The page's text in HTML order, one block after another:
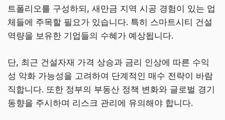
트폴리오를 구성하되, 새만금 지역 시공 경험이 있는 업
체들에 주목할 필요가 있습니다. 특히 스마트시티 건설
역량을 보유한 기업들의 수혜가 예상됩니다.
단, 최근 건설자재 가격 상승과 금리 인상에 따른 수익
성 악화 가능성을 고려하여 단계적인 매수 전략이 바람
직합니다. 또한 정부의 부동산 정책 변화와 글로벌 경기
동향을 주시하며 리스크 관리에 유의해야 합니다.